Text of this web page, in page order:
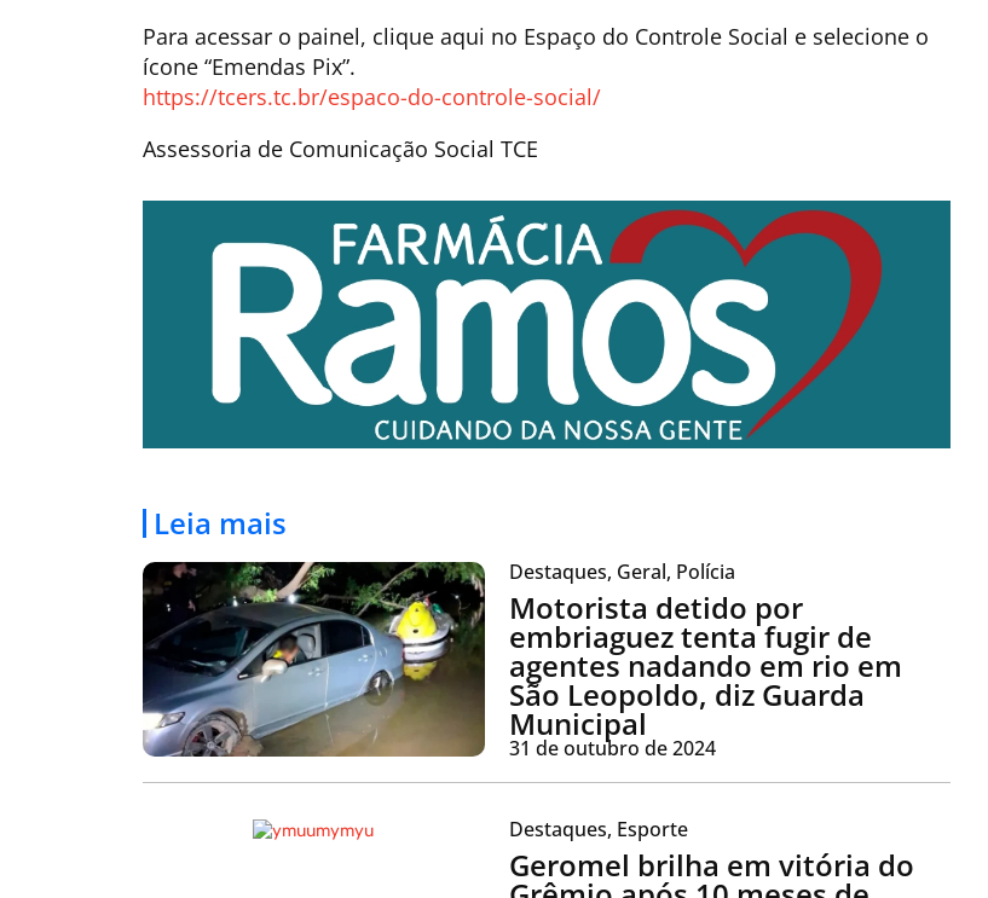
Para acessar o painel, clique aqui no Espaço do Controle Social e selecione o
ícone “Emendas Pix”.
https://tcers.tc.br/espaco-do-controle-social/
Assessoria de Comunicação Social TCE
Leia mais
Destaques, Geral, Polícia
Motorista detido por
embriaguez tenta fugir de
agentes nadando em rio em
São Leopoldo, diz Guarda
Municipal
31 de outubro de 2024
Destaques, Esporte
Geromel brilha em vitória do